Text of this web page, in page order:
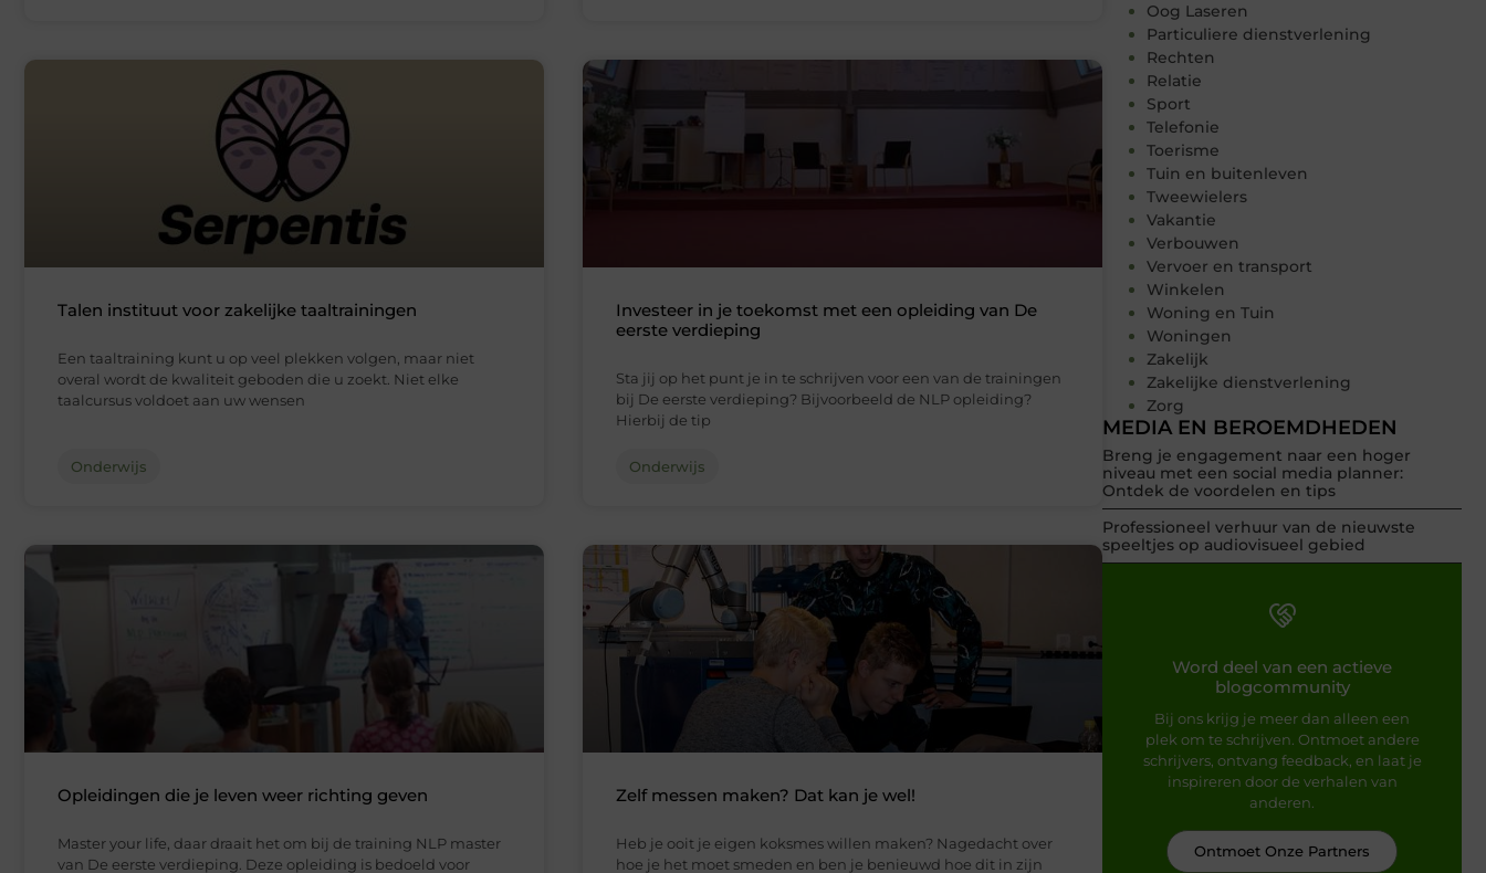
Oog Laseren
Particuliere dienstverlening
Rechten
Relatie
Sport
Telefonie
Toerisme
Tuin en buitenleven
Tweewielers
Vakantie
Verbouwen
Vervoer en transport
Winkelen
Woning en Tuin
Woningen
Zakelijk
Zakelijke dienstverlening
Zorg
MEDIA EN BEROEMDHEDEN
Breng je engagement naar een hoger
niveau met een social media planner:
Ontdek de voordelen en tips
Professioneel verhuur van de nieuwste
speeltjes op audiovisueel gebied
Word deel van een actieve
blogcommunity
Bij ons krijg je meer dan alleen een
plek om te schrijven. Ontmoet andere
schrijvers, ontvang feedback, en laat je
inspireren door de verhalen van
anderen.
Ontmoet Onze Partners
Talen instituut voor zakelijke taaltrainingen
Een taaltraining kunt u op veel plekken volgen, maar niet
overal wordt de kwaliteit geboden die u zoekt. Niet elke
taalcursus voldoet aan uw wensen
Onderwijs
Investeer in je toekomst met een opleiding van De
eerste verdieping
Sta jij op het punt je in te schrijven voor een van de trainingen
bij De eerste verdieping? Bijvoorbeeld de NLP opleiding?
Hierbij de tip
Onderwijs
Opleidingen die je leven weer richting geven
Master your life, daar draait het om bij de training NLP master
van De eerste verdieping. Deze opleiding is bedoeld voor
Zelf messen maken? Dat kan je wel!
Heb je ooit je eigen koksmes willen maken? Nagedacht over
hoe je het moet smeden en ben je benieuwd hoe dit in zijn